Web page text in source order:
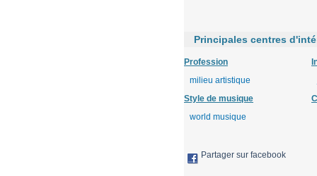
Principales centres
Profession
milieu artistique
Style de musique
world musique
Partager sur facebook